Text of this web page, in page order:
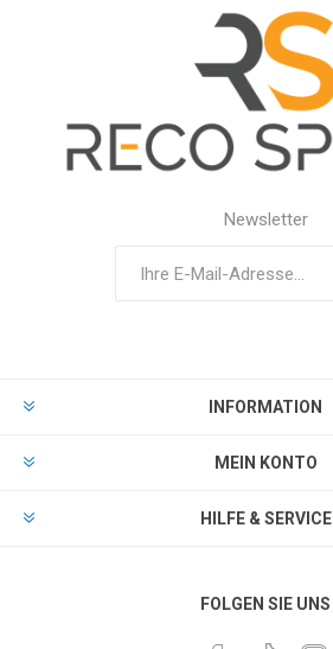
Newsletter
INFORMATION
MEIN KONTO
HILFE & SERVICE
FOLGEN SIE UNS